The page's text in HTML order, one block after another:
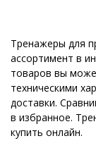
Тренажеры для
ассортимент в
товаров вы
техническими
доставки.
в избранное.
купить онлайн.